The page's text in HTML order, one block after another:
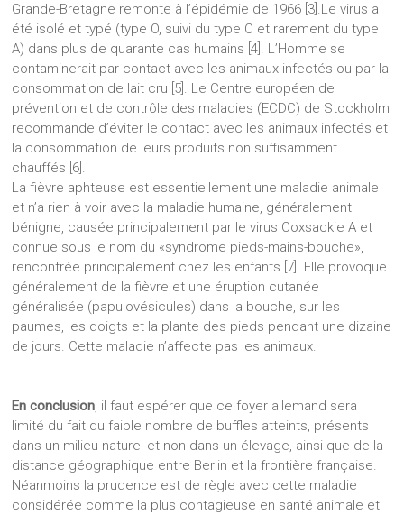
Grande-Bretagne remonte à l’épidémie de 1966 [3].Le virus a
été isolé et typé (type O, suivi du type C et rarement du type
A) dans plus de quarante cas humains [4]. L’Homme se
contaminerait par contact avec les animaux infectés ou par la
consommation de lait cru [5]. Le Centre européen de
prévention et de contrôle des maladies (ECDC) de Stockholm
recommande d’éviter le contact avec les animaux infectés et
la consommation de leurs produits non suffisamment
chauffés [6].
La fièvre aphteuse est essentiellement une maladie animale
et n’a rien à voir avec la maladie humaine, généralement
bénigne, causée principalement par le virus Coxsackie A et
connue sous le nom du «syndrome pieds-mains-bouche»,
rencontrée principalement chez les enfants [7]. Elle provoque
généralement de la fièvre et une éruption cutanée
généralisée (papulovésicules) dans la bouche, sur les
paumes, les doigts et la plante des pieds pendant une dizaine
de jours. Cette maladie n’affecte pas les animaux.
En conclusion, il faut espérer que ce foyer allemand sera
limité du fait du faible nombre de buffles atteints, présents
dans un milieu naturel et non dans un élevage, ainsi que de la
distance géographique entre Berlin et la frontière française.
Néanmoins la prudence est de règle avec cette maladie
considérée comme la plus contagieuse en santé animale et